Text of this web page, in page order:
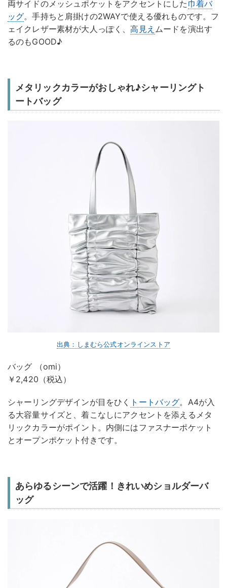
両サイドのメッシュポケットをアクセントにした 巾着バ
ッグ。手持ちと肩掛けの2WAYで使える優れものです。フ
ェイクレザー素材が大人っぽく、高見え ムードを演出す
るのもGOOD♪
メタリックカラーがおしゃれ♪シャーリングト
ートバッグ
出典：しまむら公式オンラインストア
バッグ （omi）
￥2,420（税込）
シャーリングデザインが目をひく トートバッグ。A4が入
る大容量サイズと、着こなしにアクセントを添えるメタ
リックカラーがポイント。内側にはファスナーポケット
とオープンポケット付きです。
あらゆるシーンで活躍！きれいめショルダーバ
ッグ